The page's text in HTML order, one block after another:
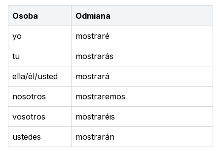
Osoba Odmiana
yo mostraré
tu mostrarás
ella/él/usted mostrará
nosotros mostraremos
vosotros mostraréis
ustedes mostrarán